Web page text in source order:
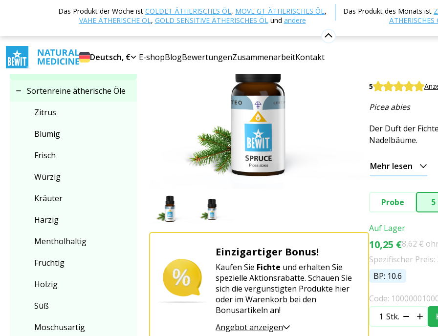
Das Produkt der Woche ist COLDET ÄTHERISCHES ÖL, MOVE GT ÄTHERISCHES ÖL,
VAHE ÄTHERISCHE ÖL, GOLD SENSITIVE ÄTHERISCHES ÖLund andere
Das Produkt des Monats ist
ÄTHERISCHES
Deutsch, € E-shopBlogBewertungenZusammenarbeitKontakt
Kategorie auswählen
Sortenreine ätherische
Öle
Sortenreine ätherische Öle
Zitrus
Blumig
Frisch
Würzig
Kräuter
Harzig
Mentholhaltig
Fruchtig
Holzig
Süß
Moschusartig
Startseite E-shop Aromatherapie Ätherische Öle Sortenreine
Einzigartiger Bonus!
Kaufen Sie Fichte und erhalten Sie
spezielle Aktionsrabatte. Schauen Sie
sich die vergünstigten Produkte hier
oder im Warenkorb bei den
Bonusartikeln an!
Angebot anzeigen
Fichte
5
Picea abies
Der Duft der
Nadelbäume.
Mehr lesen
Probe
Auf Lager
10,25 €8,62 €
Spezifischer Preis:
BP: 10.6
Code:
Stk.